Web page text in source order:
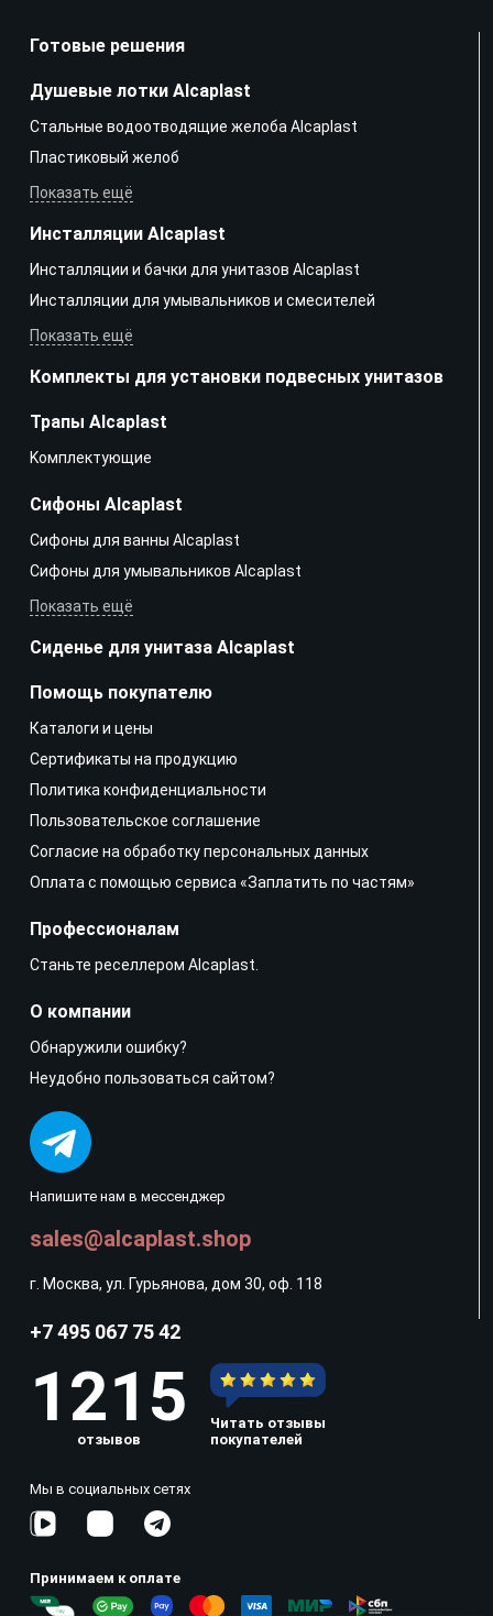
Готовые решения
Душевые лотки Alcaplast
Стальные водоотводящие желоба Alcaplast
Пластиковый желоб
Показать ещё
Инсталляции Alcaplast
Инсталляции и бачки для унитазов Alcaplast
Инсталляции для умывальников и смесителей
Показать ещё
Комплекты для установки подвесных унитазов
Трапы Alcaplast
Kомплектующие
Сифоны Alcaplast
Сифоны для ванны Alcaplast
Сифоны для умывальников Alcaplast
Показать ещё
Сиденье для унитаза Alcaplast
Напишите нам в мессенджер
sales@alcaplast.shop
г. Москва, ул. Гурьянова, дом 30, оф. 118
Помощь покупателю
Каталоги и цены
Сертификаты на продукцию
Политика конфиденциальности
Пользовательское соглашение
Согласие на обработку персональных данных
Оплата с помощью сервиса «Заплатить по частям»
Профессионалам
Станьте реселлером Alcaplast.
О компании
Обнаружили ошибку?
Неудобно пользоваться сайтом?
+7 495 067 75 42
1215
отзывов
Читать отзывы
покупателей
Мы в социальных сетях
Принимаем к оплате